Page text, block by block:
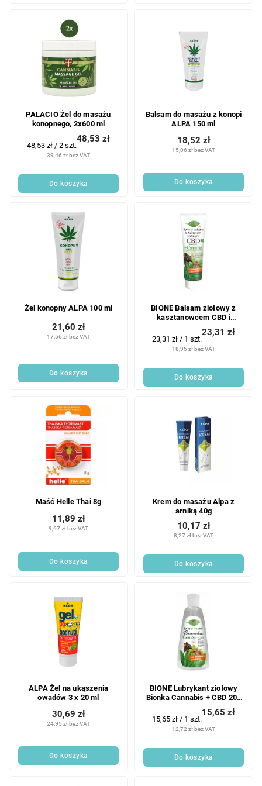
PALACIO Żel do masażu
konopnego, 2x600 ml
39,46 zł bez VAT
48,53 zł
Cena
jednostkowa:
48,53 zł / 2 szt.
Do koszyka
Balsam do masażu z konopi
ALPA 150 ml
15,06 zł bez VAT
18,52 zł
Do koszyka
Żel konopny ALPA 100 ml
17,56 zł bez VAT
21,60 zł
Do koszyka
BIONE Balsam ziołowy z
kasztanowcem CBD i
kannabidiolem 300 ml
18,95 zł bez VAT
23,31 zł
Cena
jednostkowa:
23,31 zł / 1 szt.
Do koszyka
Maść Helle Thai 8g
9,67 zł bez VAT
11,89 zł
Do koszyka
Krem do masażu Alpa z
arniką 40g
8,27 zł bez VAT
10,17 zł
Do koszyka
ALPA Żel na ukąszenia
owadów 3 x 20 ml
24,95 zł bez VAT
30,69 zł
Do koszyka
BIONE Lubrykant ziołowy
Bionka Cannabis + CBD 200
12,72 zł bez VAT
15,65 zł
Cena
jednostkowa:
15,65 zł / 1 szt.
Do koszyka